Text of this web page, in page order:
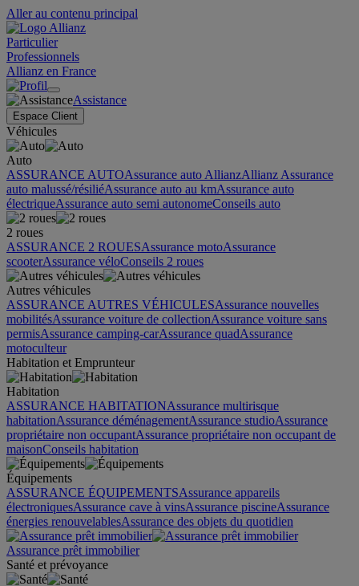
Aller au contenu principal
Particulier
Professionnels
Allianz en France
Assistance
Espace Client
Véhicules
Auto
ASSURANCE AUTOAssurance auto AllianzAllianz Assurance
auto malussé/résiliéAssurance auto au kmAssurance auto
électriqueAssurance auto semi autonomeConseils auto
2 roues
ASSURANCE 2 ROUESAssurance motoAssurance
scooterAssurance véloConseils 2 roues
Autres véhicules
ASSURANCE AUTRES VÉHICULESAssurance nouvelles
mobilitésAssurance voiture de collectionAssurance voiture sans
permisAssurance camping-carAssurance quadAssurance
motoculteur
Habitation et Emprunteur
Habitation
ASSURANCE HABITATIONAssurance multirisque
habitationAssurance déménagementAssurance studioAssurance
propriétaire non occupantAssurance propriétaire non occupant de
maisonConseils habitation
Équipements
ASSURANCE ÉQUIPEMENTSAssurance appareils
électroniquesAssurance cave à vinsAssurance piscineAssurance
énergies renouvelablesAssurance des objets du quotidien
Assurance prêt immobilier
Santé et prévoyance